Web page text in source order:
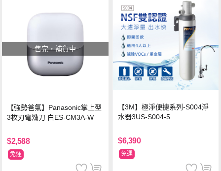
售完，補貨中
【強勢爸氣】Panasonic掌上型
3枚刃電鬍刀 白ES-CM3A-W
$2,588
免運
【3M】極淨便捷系列-S004淨
水器3US-S004-5
$6,390
免運